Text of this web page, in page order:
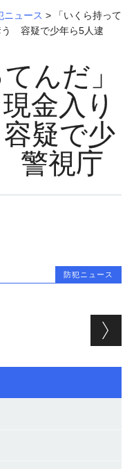
ニュース > 「いくら持って
う 容疑で少年ら5人逮
んだ」
金入り
疑で少
警視庁
防犯ニュース
ン